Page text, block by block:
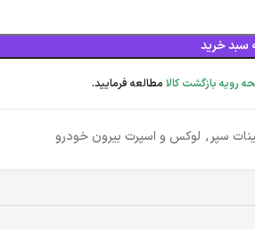
سبد خرید
رویه بازگشت کالا مطالعه فرمایید.
سپر, لوکس و اسپرت بیرون خودرو